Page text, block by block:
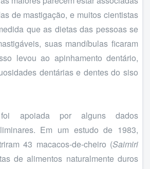
de mastigação, e muitos cientistas
que as dietas das pessoas se
suas mandíbulas ficaram
levou ao apinhamento dentário,
dentárias e dentes do siso
apoiada por alguns dados
Em um estudo de 1983,
43 macacos-de-cheiro (Saimiri
de alimentos naturalmente duros